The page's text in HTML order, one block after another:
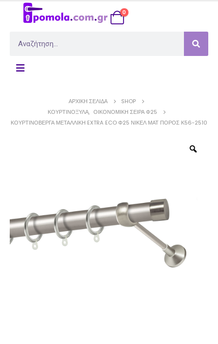
0
ΑΡΧΙΚΉ ΣΕΛΊΔΑ
SHOP
ΚΟΥΡΤΙΝΌΞΥΛΑ, ΟΙΚΟΝΟΜΙΚΉ ΣΕΙΡΆ Φ25
ΚΟΥΡΤΙΝΌΒΕΡΓΑ ΜΕΤΑΛΛΙΚΉ EXTRA ECO Φ25 ΝΊΚΕΛ ΜΑΤ ΠΌΡΟΣ Κ56-2510